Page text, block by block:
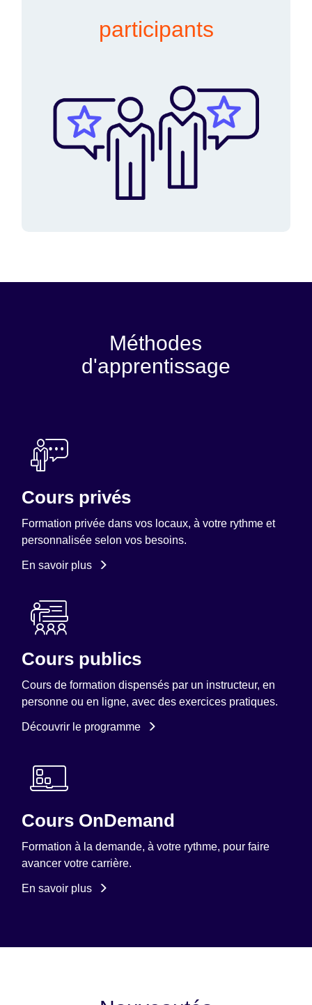
participants
Méthodes
d'apprentissage
Cours privés
Formation privée dans vos locaux, à votre rythme et
personnalisée selon vos besoins.
En savoir plus
Cours publics
Cours de formation dispensés par un instructeur, en
personne ou en ligne, avec des exercices pratiques.
Découvrir le programme
Cours OnDemand
Formation à la demande, à votre rythme, pour faire
avancer votre carrière.
En savoir plus